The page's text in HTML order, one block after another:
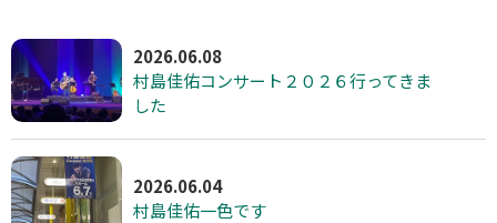
2026.06.08
村島佳佑コンサート２０２６行ってきま
した
2026.06.04
村島佳佑一色です